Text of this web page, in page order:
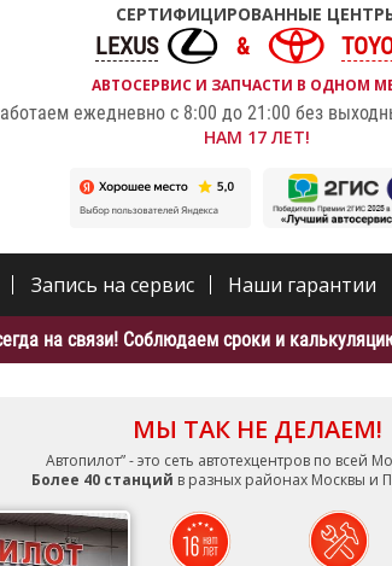
СЕРТИФИЦИРОВАННЫЕ
LEXUS
АВТОСЕРВИС И ЗАПЧАСТИ В ОДНОМ
ежедневно с 8:00 до 21:00 без
НАМ 17 ЛЕТ!
Запись на сервис Наши гарантии
на связи! Соблюдаем сроки и
МЫ ТАК НЕ ДЕЛАЕМ!
Автопилот” - это сеть автотехцентров по всей
Более 40 станций в разных районах Москвы и